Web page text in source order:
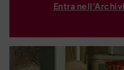
Entra